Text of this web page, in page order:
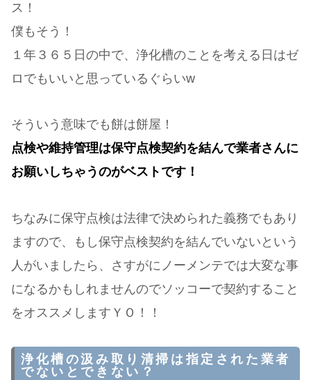
ス！
僕もそう！
１年３６５日の中で、浄化槽のことを考える日はゼ
ロでもいいと思っているぐらいw
そういう意味でも餅は餅屋！
点検や維持管理は保守点検契約を結んで業者さんに
お願いしちゃうのがベストです！
ちなみに保守点検は法律で決められた義務でもあり
ますので、もし保守点検契約を結んでいないという
人がいましたら、さすがにノーメンテでは大変な事
になるかもしれませんのでソッコーで契約すること
をオススメしますＹＯ！！
浄化槽の汲み取り清掃は指定された業者
でないとできない？